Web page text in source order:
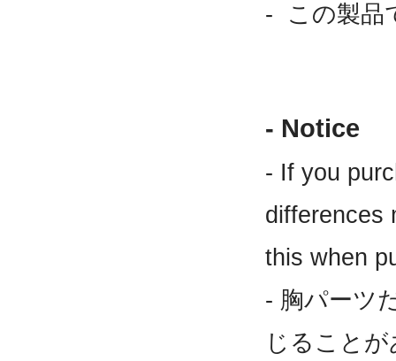
- この製品
- Notice
- If you
differences
this when
- 胸パーツ
じること